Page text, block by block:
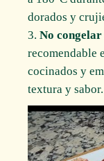
dorados y
3.No
recomendable
cocinados y
textura y sabor.